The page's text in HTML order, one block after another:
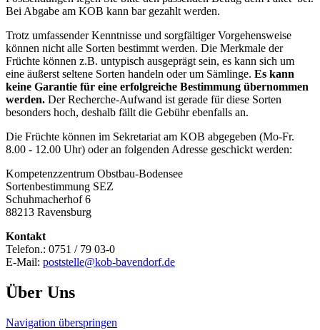
Bei Abgabe am KOB kann bar gezahlt werden.
Trotz umfassender Kenntnisse und sorgfältiger Vorgehensweise
können nicht alle Sorten bestimmt werden. Die Merkmale der
Früchte können z.B. untypisch ausgeprägt sein, es kann sich um
eine äußerst seltene Sorten handeln oder um Sämlinge. Es kann
keine Garantie für eine erfolgreiche Bestimmung übernommen
werden. Der Recherche-Aufwand ist gerade für diese Sorten
besonders hoch, deshalb fällt die Gebühr ebenfalls an.
Die Früchte können im Sekretariat am KOB abgegeben (Mo-Fr.
8.00 - 12.00 Uhr) oder an folgenden Adresse geschickt werden:
Kompetenzzentrum Obstbau-Bodensee
Sortenbestimmung SEZ
Schuhmacherhof 6
88213 Ravensburg
Kontakt
Telefon.: 0751 / 79 03-0
E-Mail: poststelle@kob-bavendorf.de
Über Uns
Navigation überspringen